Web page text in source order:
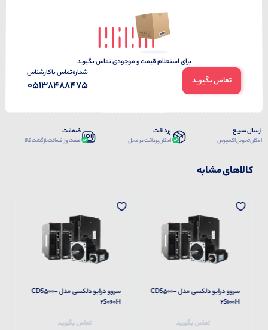
برای استعلام قیمت و موجودی تماس بگیرید
تماس بگیرید
شماره‌تماس‌ با‌کارشناس
05138488475
ارسال سریع
امکان تحویل اکسپرس
پرداخت
امکان پرداخت در محل
ضمانت
هفت روز ضمانت بازگشت کالا
کالاهای مشابه
سروو درایو دلکسی مدل CDS500-
2S100H
تماس بگیرید
سروو درایو دلکسی مدل CDS500-
2S060H
تماس بگیرید